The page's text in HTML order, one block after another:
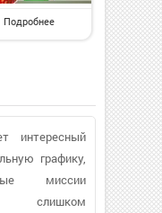
Подробнее
интересный
графику,
миссии
слишком